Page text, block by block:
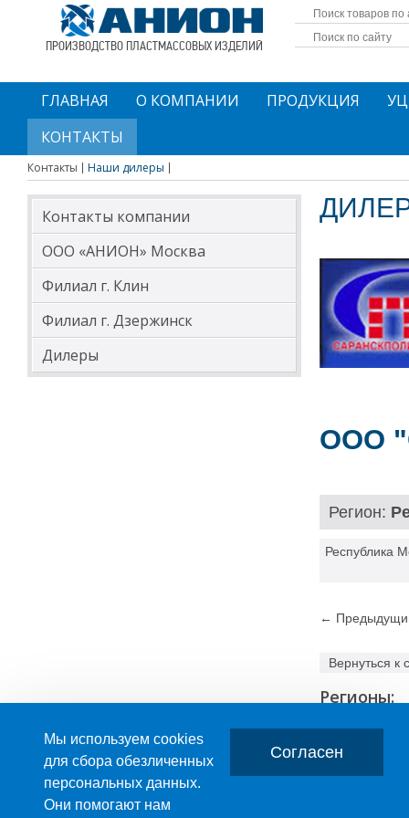
ПРОИЗВОДСТВО ПЛАСТМАССОВЫХ ИЗДЕЛИЙ
ГЛАВНАЯ О КОМПАНИИ ПРОДУКЦИЯ
КОНТАКТЫ
Контакты Наши дилеры
Контакты компании
ООО «АНИОН» Москва
Филиал г. Клин
Филиал г. Дзержинск
Дилеры
ООО
Регион:
Республика
←
Вернуться к
Регионы:
Мы используем cookies
для сбора обезличенных
персональных данных.
Они помогают нам
Согласен